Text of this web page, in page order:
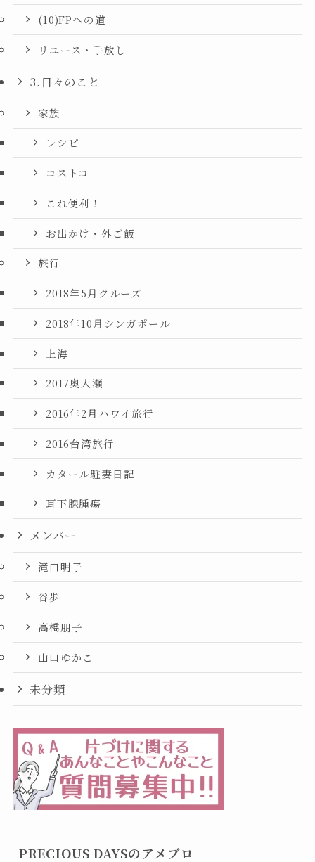
(10)FPへの道
リユース・手放し
3.日々のこと
家族
レシピ
コストコ
これ便利！
お出かけ・外ご飯
旅行
2018年5月クルーズ
2018年10月シンガポール
上海
2017奥入瀬
2016年2月ハワイ旅行
2016台湾旅行
カタール駐妻日記
耳下腺腫瘍
メンバー
滝口明子
谷歩
高橋朋子
山口ゆかこ
未分類
PRECIOUS DAYSのアメブロ